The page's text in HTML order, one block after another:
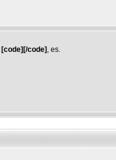
[code][/code] , es.